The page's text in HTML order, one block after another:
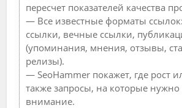
пересчет показателей качества
— Все известные форматы
ссылки, вечные ссылки,
(упоминания, мнения, отзывы,
релизы).
— SeoHammer покажет, где рост
также запросы, на которые нужно
внимание.